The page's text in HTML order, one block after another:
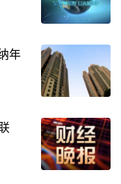
键在于识别出技
。
阶段优先关注上
律，在星座形成
独特商业模式和
年